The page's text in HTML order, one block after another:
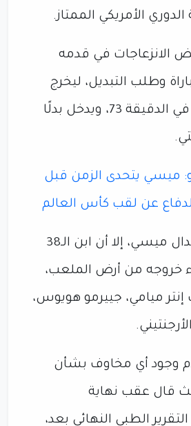
الأمريكي الممتاز.
في قدمه
وطلب التبديل، ليخرج
الدولي الأرجنتيني في الدقيقة 73، ويدخل بدلًا
ميسي يتحدى الزمن قبل
للدفاع عن لقب كأس العالم
وبالرغم من استبدال ميسي، إلا أن ابن الـ38
خروجه من أرض الملعب،
ميامي، جييرمو هويوس،
وجود أي مخاوف بشأن
قال عقب نهاية
الطبي النهائي بعد،